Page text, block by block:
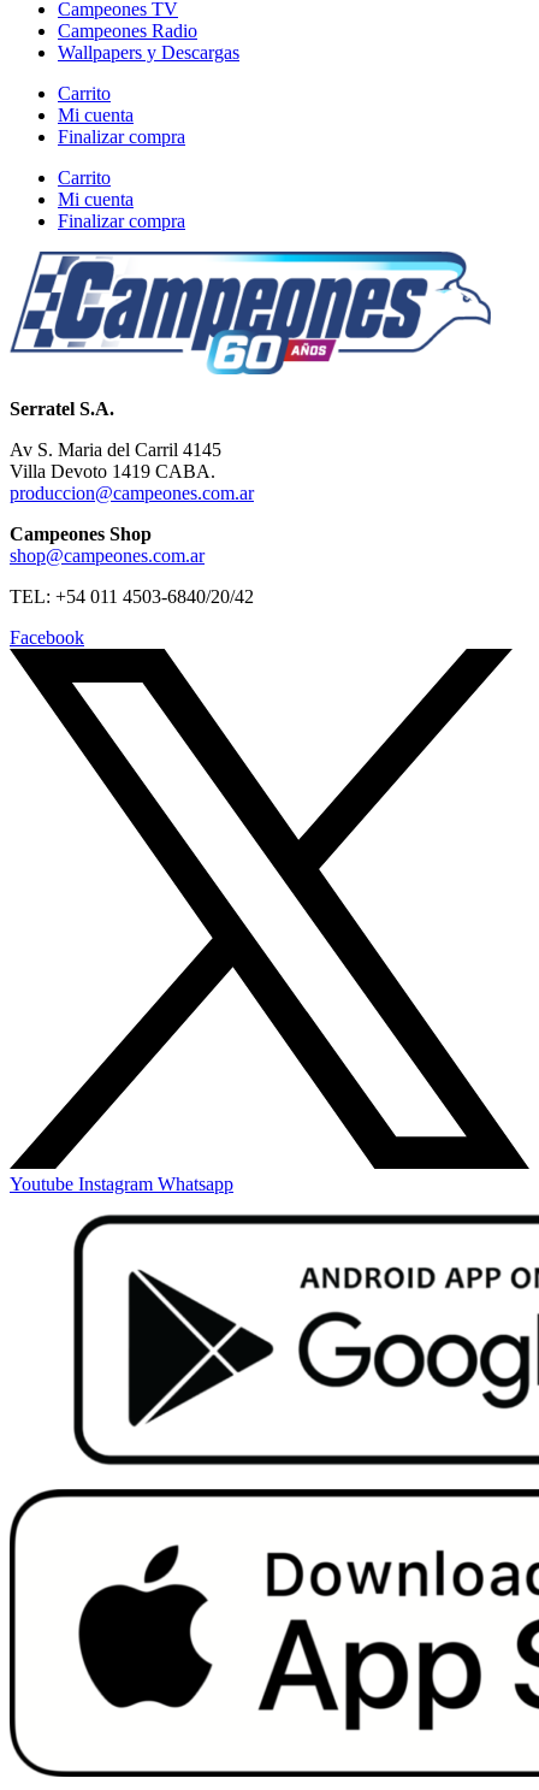
Campeones TV
Campeones Radio
Wallpapers y Descargas
Carrito
Mi cuenta
Finalizar compra
Carrito
Mi cuenta
Finalizar compra
Serratel S.A.
Av S. Maria del Carril 4145
Villa Devoto 1419 CABA.
produccion@campeones.com.ar
Campeones Shop
shop@campeones.com.ar
TEL: +54 011 4503-6840/20/42
Facebook
Youtube Instagram Whatsapp